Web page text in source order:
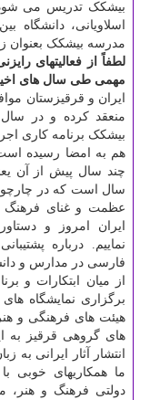
بیشکک تدریس می
اسلاویانی، دانشگاه
مدرسه بیشکک بعنوان
لطفاً از فعالیتهای
مهمی طی سال های
ایران و قرقیزستان
بیشکک برنامه کاری
هم به امضا رسیده
سال است که در
عظمت و غنای فرهنگ
ایران امروز و
نماییم. درباره
فارسی در مدارس و
از میان ابتکارات و
برگزاری نمایشگاه
هیئت های فرهنگی و
های گروهی قرقیز به
انتشار آثار ایرانی به
ما همکاریهای خوبی
دولتی فرهنگ و هنر،